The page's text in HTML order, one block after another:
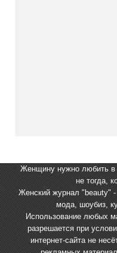
Женщину нужно любить в
не тогда,
Женский журнал "beauty" -
мода, шоубиз,
Использование любых
разрешается при
интернет-сайта не